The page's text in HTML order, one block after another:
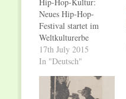
Neues Hip-Hop-
Festival startet im
Weltkulturerbe
Völklinger Hütte
Heute, 17. Juli 2015:
Festival" präsentiert
Größen der Hip-Hop-
17th July 2015
In "Deutsch"